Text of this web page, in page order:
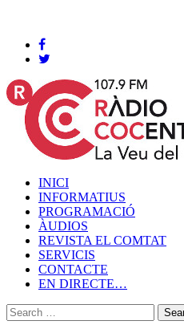
INICI
INFORMATIUS
PROGRAMACIÓ
ÀUDIOS
REVISTA EL COMTAT
SERVICIS
CONTACTE
EN DIRECTE…